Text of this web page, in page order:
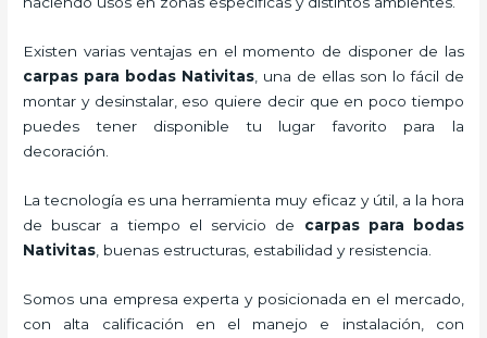
Existen varias ventajas en el momento de disponer de las
carpas para bodas Nativitas , una de ellas son lo fácil de
montar y desinstalar, eso quiere decir que en poco tiempo
puedes tener disponible tu lugar favorito para la
decoración.
La tecnología es una herramienta muy eficaz y útil, a la hora
de buscar a tiempo el servicio de carpas para bodas
Nativitas , buenas estructuras, estabilidad y resistencia.
Somos una empresa experta y posicionada en el mercado,
con alta calificación en el manejo e instalación, con